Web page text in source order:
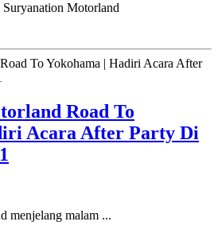
Motorland
Road To
Acara After Party Di
menjelang malam ...